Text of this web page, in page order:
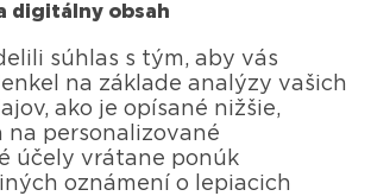
digitálny obsah
súhlas s tým, aby vás
na základe analýzy vašich
ako je opísané nižšie,
na personalizované
účely vrátane ponúk
oznámení o lepiacich